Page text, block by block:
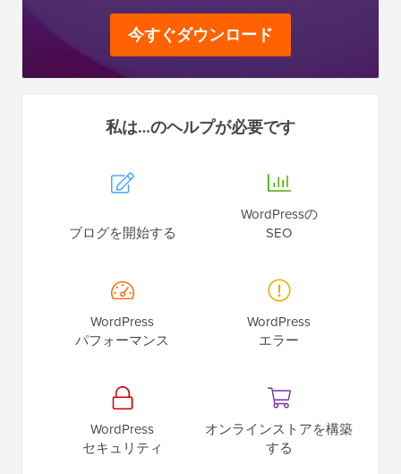
今すぐダウンロード
私は…のヘルプが必要です
ブログを開始する
WordPressの
SEO
WordPress
パフォーマンス
WordPress
エラー
WordPress
セキュリティ
オンラインストアを構築
する